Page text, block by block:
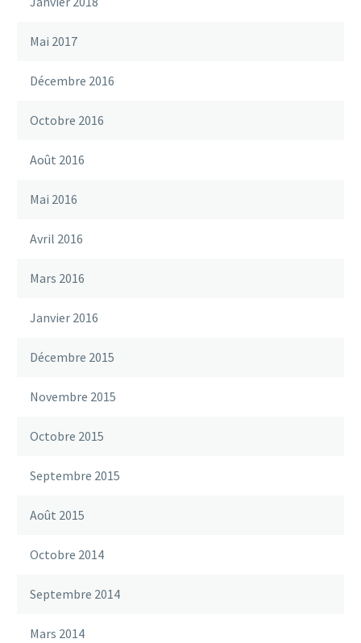
Mai 2017
Décembre 2016
Octobre 2016
Août 2016
Mai 2016
Avril 2016
Mars 2016
Janvier 2016
Décembre 2015
Novembre 2015
Octobre 2015
Septembre 2015
Août 2015
Octobre 2014
Septembre 2014
Mars 2014